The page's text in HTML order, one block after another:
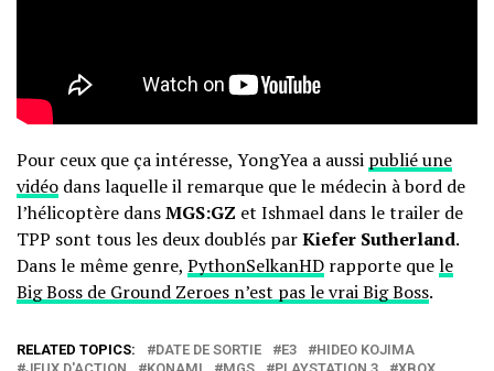
Pour ceux que ça intéresse, YongYea a aussi publié une
vidéo dans laquelle il remarque que le médecin à bord de
l’hélicoptère dansMGS:GZ et Ishmael dans le trailer de
TPP sont tous les deux doublés parKiefer Sutherland.
Dans le même genre, PythonSelkanHD rapporte quele
Big Boss de Ground Zeroes n’est pas le vrai Big Boss.
RELATED TOPICS: DATE DE SORTIE E3
HIDEO KOJIMA